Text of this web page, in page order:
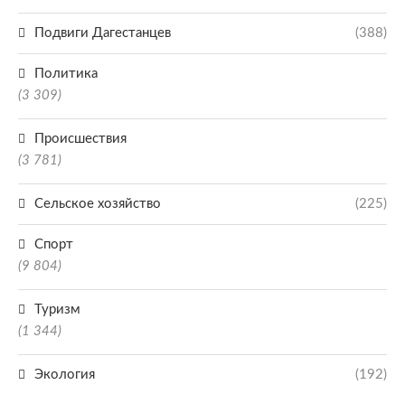
Подвиги Дагестанцев (388)
Политика
(3 309)
Происшествия
(3 781)
Сельское хозяйство (225)
Спорт
(9 804)
Туризм
(1 344)
Экология (192)